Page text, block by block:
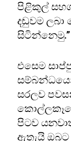
පිළිකුල්
දඬුවම ලබා
සිටින්නෙමු.”
එසෙම
සරලව
පිටව
ඇතැයි